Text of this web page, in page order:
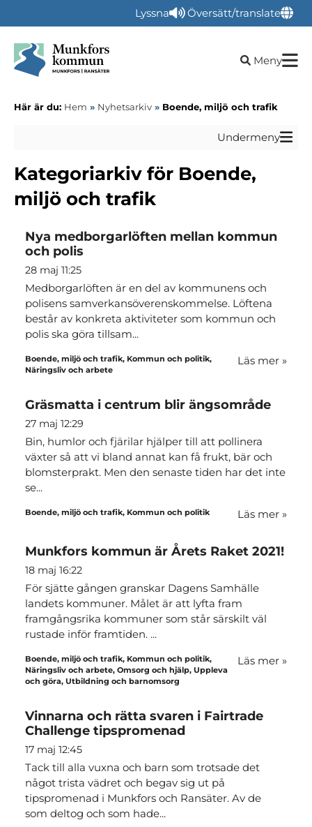
Lyssna Översätt/translate
Öppna
Meny
Här är du: Hem » Nyhetsarkiv » Boende, miljö och trafik
Undermeny
Kategoriarkiv för Boende,
miljö och trafik
Nya medborgarlöften mellan kommun
och polis
28 maj 11:25
Medborgarlöften är en del av kommunens och
polisens samverkansöverenskommelse. Löftena
består av konkreta aktiviteter som kommun och
polis ska göra tillsam...
Boende, miljö och trafik, Kommun och politik,
Näringsliv och arbete
Läs mer »
Gräsmatta i centrum blir ängsområde
27 maj 12:29
Bin, humlor och fjärilar hjälper till att pollinera
växter så att vi bland annat kan få frukt, bär och
blomsterprakt. Men den senaste tiden har det inte
se...
Boende, miljö och trafik, Kommun och politik Läs mer »
Munkfors kommun är Årets Raket 2021!
18 maj 16:22
För sjätte gången granskar Dagens Samhälle
landets kommuner. Målet är att lyfta fram
framgångsrika kommuner som står särskilt väl
rustade inför framtiden. ...
Boende, miljö och trafik, Kommun och politik,
Näringsliv och arbete, Omsorg och hjälp, Uppleva
och göra, Utbildning och barnomsorg
Läs mer »
Vinnarna och rätta svaren i Fairtrade
Challenge tipspromenad
17 maj 12:45
Tack till alla vuxna och barn som trotsade det
något trista vädret och begav sig ut på
tipspromenad i Munkfors och Ransäter. Av de
som deltog och som hade...